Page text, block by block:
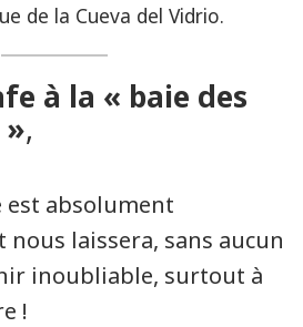
de la Cueva del Vidrio.
à la « baie des
,
est absolument
laissera, sans aucun
inoubliable, surtout à
!